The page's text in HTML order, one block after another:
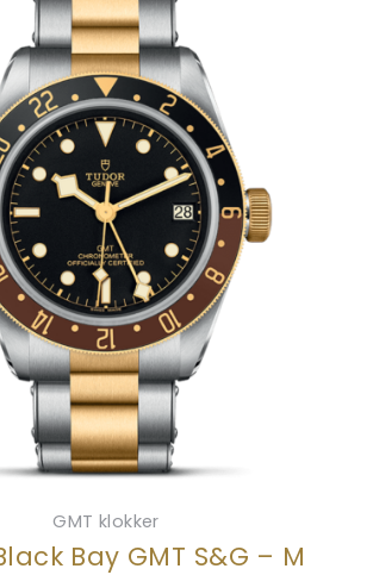
GMT klokker
Bay GMT S&G – M